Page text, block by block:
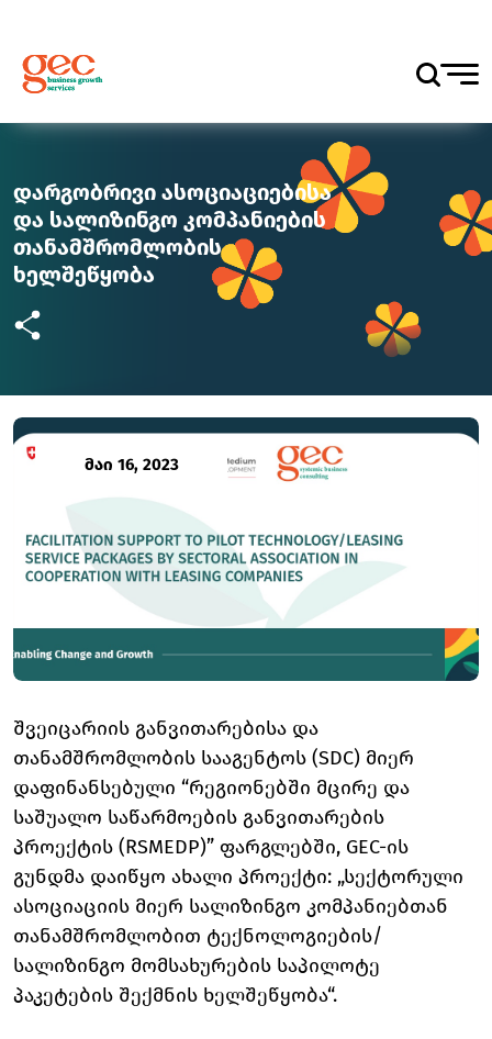
დარგობრივი ასოციაციებისა
და სალიზინგო კომპანიების
თანამშრომლობის
ხელშეწყობა
მაი 16, 2023
შვეიცარიის განვითარებისა და
თანამშრომლობის სააგენტოს (SDC) მიერ
დაფინანსებული “რეგიონებში მცირე და
საშუალო საწარმოების განვითარების
პროექტის (RSMEDP)” ფარგლებში, GEC-ის
გუნდმა დაიწყო ახალი პროექტი: „სექტორული
ასოციაციის მიერ სალიზინგო კომპანიებთან
თანამშრომლობით ტექნოლოგიების/
სალიზინგო მომსახურების საპილოტე
პაკეტების შექმნის ხელშეწყობა“.